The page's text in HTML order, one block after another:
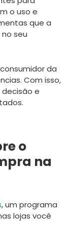
o uso e
que a
seu
da
Com isso,
e
o
na
, um programa
lojas você